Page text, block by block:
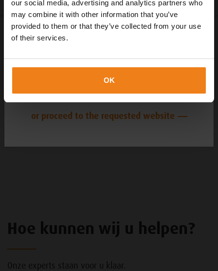
our social media, advertising and analytics partners who
may combine it with other information that you’ve
provided to them or that they’ve collected from your use
of their services.
OK
Hoe kunnen wij u helpen?
Onze experts staan voor u klaar.
FR
DK
or proceed to the requested website